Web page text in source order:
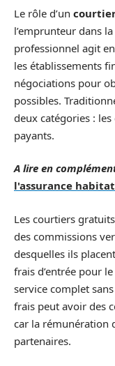
Le rôle d’un
l’emprunteur dans
professionnel agit
les établissements
négociations pour
possibles.
deux catégories :
payants.
A lire en
l'assurance
Les courtiers
des commissions
desquelles ils
frais d’entrée pour
service complet
frais peut avoir des
car la rémunération
partenaires.